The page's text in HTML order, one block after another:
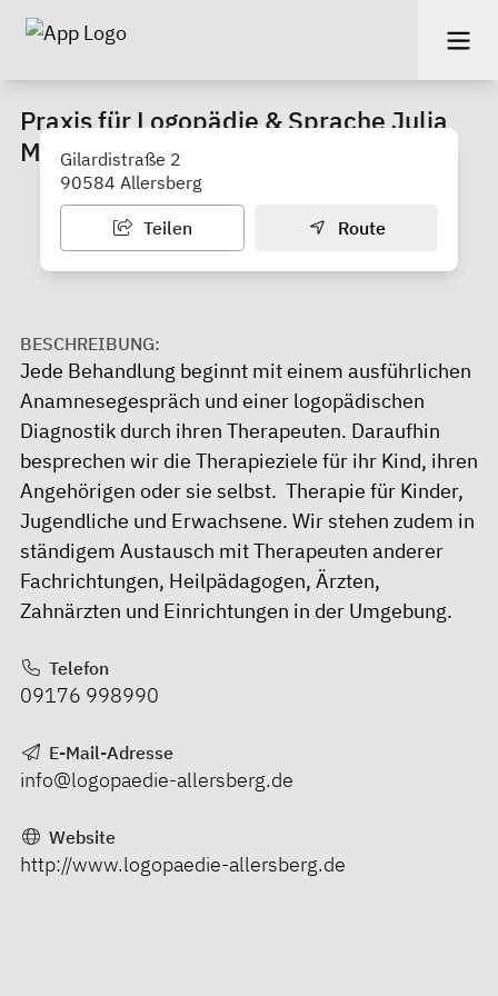
Praxis für Logopädie & Sprache Julia
MeyerGilardistraße 2
90584 Allersberg
Teilen Route
BESCHREIBUNG:
Jede Behandlung beginnt mit einem ausführlichen
Anamnesegespräch und einer logopädischen
Diagnostik durch ihren Therapeuten. Daraufhin
besprechen wir die Therapieziele für ihr Kind, ihren
Angehörigen oder sie selbst. Therapie für Kinder,
Jugendliche und Erwachsene. Wir stehen zudem in
ständigem Austausch mit Therapeuten anderer
Fachrichtungen, Heilpädagogen, Ärzten,
Zahnärzten und Einrichtungen in der Umgebung.
Telefon
09176 998990
E-Mail-Adresse
info@logopaedie-allersberg.de
Website
http://www.logopaedie-allersberg.de